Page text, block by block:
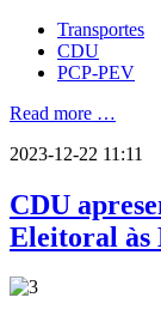
Transportes
CDU
PCP-PEV
Read more …
2023-12-22 11:11
CDU
Eleitoral às